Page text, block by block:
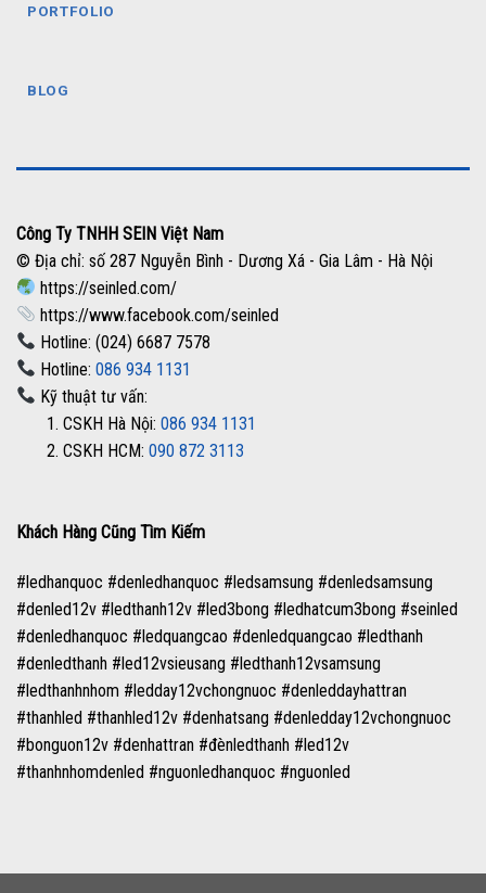
PORTFOLIO
BLOG
Công Ty TNHH SEIN Việt Nam
© Địa chỉ: số 287 Nguyễn Bình - Dương Xá - Gia Lâm - Hà Nội
https://seinled.com/
https://www.facebook.com/seinled
Hotline: (024) 6687 7578
Hotline:086 934 1131
Kỹ thuật tư vấn:
1. CSKH Hà Nội: 086 934 1131
2. CSKH HCM: 090 872 3113
Khách Hàng Cũng Tìm Kiếm
#ledhanquoc #denledhanquoc #ledsamsung #denledsamsung
#denled12v #ledthanh12v #led3bong #ledhatcum3bong #seinled
#denledhanquoc #ledquangcao #denledquangcao #ledthanh
#denledthanh #led12vsieusang #ledthanh12vsamsung
#ledthanhnhom #ledday12vchongnuoc #denleddayhattran
#thanhled #thanhled12v #denhatsang #denledday12vchongnuoc
#bonguon12v #denhattran #đènledthanh #led12v
#thanhnhomdenled #nguonledhanquoc #nguonled